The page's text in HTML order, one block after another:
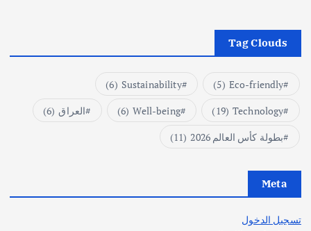
Tag Clouds
Eco-friendly
(5)
Sustainability
(6)
Technology
(19)
Well-being
(6) العراق (6)
بطولة كأس العالم 2026
(11)
Meta
تسجيل الدخول